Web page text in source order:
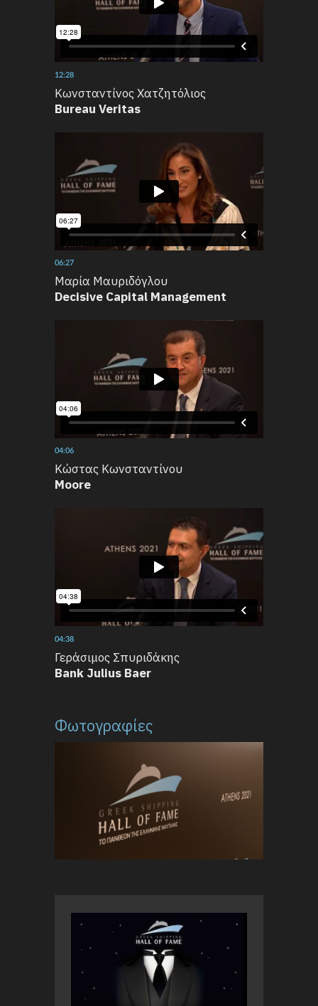
12:28
Κωνσταντίνος Χατζητόλιος
Bureau Veritas
06:27
Μαρία Μαυριδόγλου
Decisive Capital Management
04:06
Κώστας Κωνσταντίνου
Moore
04:38
Γεράσιμος Σπυριδάκης
Bank Julius Baer
Φωτογραφίες